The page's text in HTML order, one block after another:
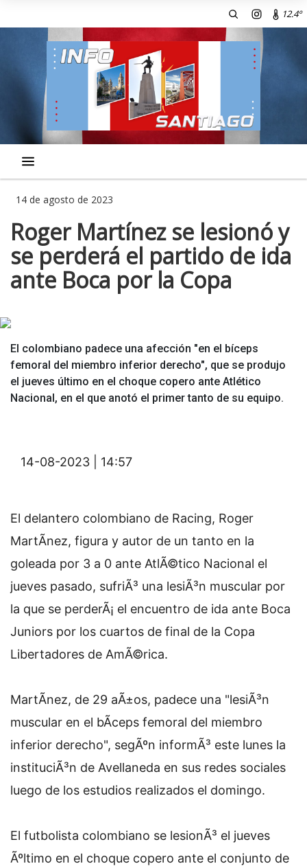
12.4º
14 de agosto de 2023
Roger Martínez se lesionó y
se perderá el partido de ida
ante Boca por la Copa
El colombiano padece una afección "en el bíceps
femoral del miembro inferior derecho", que se produjo
el jueves último en el choque copero ante Atlético
Nacional, en el que anotó el primer tanto de su equipo.
14-08-2023 | 14:57
El delantero colombiano de Racing, Roger
MartÃ­nez, figura y autor de un tanto en la
goleada por 3 a 0 ante AtlÃ©tico Nacional el
jueves pasado, sufriÃ³ una lesiÃ³n muscular por
la que se perderÃ¡ el encuentro de ida ante Boca
Juniors por los cuartos de final de la Copa
Libertadores de AmÃ©rica.
MartÃ­nez, de 29 aÃ±os, padece una "lesiÃ³n
muscular en el bÃ­ceps femoral del miembro
inferior derecho", segÃºn informÃ³ este lunes la
instituciÃ³n de Avellaneda en sus redes sociales
luego de los estudios realizados el domingo.
El futbolista colombiano se lesionÃ³ el jueves
Ãºltimo en el choque copero ante el conjunto de